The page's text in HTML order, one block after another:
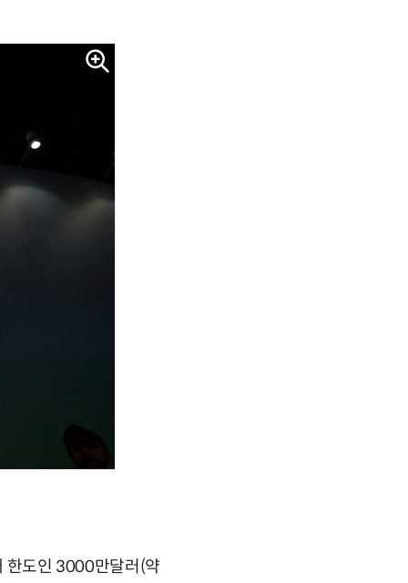
한도인 3000만달러(약